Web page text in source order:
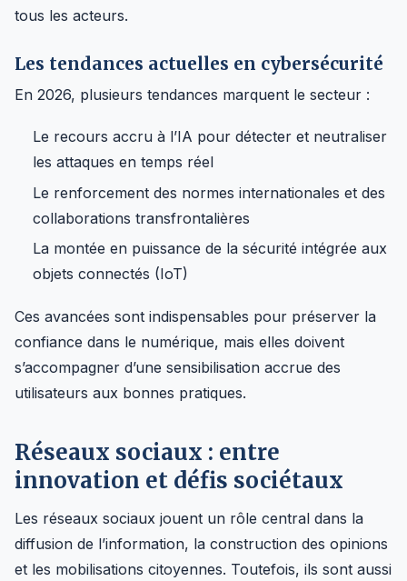
tous les acteurs.
Les tendances actuelles en cybersécurité
En 2026, plusieurs tendances marquent le secteur :
Le recours accru à l’IA pour détecter et neutraliser
les attaques en temps réel
Le renforcement des normes internationales et des
collaborations transfrontalières
La montée en puissance de la sécurité intégrée aux
objets connectés (IoT)
Ces avancées sont indispensables pour préserver la
confiance dans le numérique, mais elles doivent
s’accompagner d’une sensibilisation accrue des
utilisateurs aux bonnes pratiques.
Réseaux sociaux : entre
innovation et défis sociétaux
Les réseaux sociaux jouent un rôle central dans la
diffusion de l’information, la construction des opinions
et les mobilisations citoyennes. Toutefois, ils sont aussi